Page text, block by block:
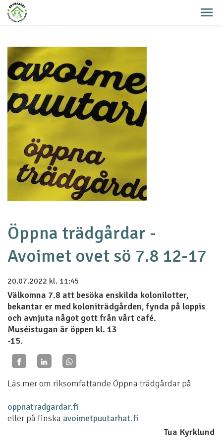
Öppna trädgårdar -
Avoimet ovet sö 7.8 12-17
20.07.2022 kl. 11:45
Välkomna 7.8 att besöka enskilda kolonilotter,
bekantar er med koloniträdgården, fynda på loppis
och avnjuta något gott från vårt café.
Muséistugan är öppen kl. 13
-15.
Läs mer om riksomfattande Öppna trädgårdar på
oppnatradgardar.fi
eller på finska avoimetpuutarhat.fi
Tua Kyrklund